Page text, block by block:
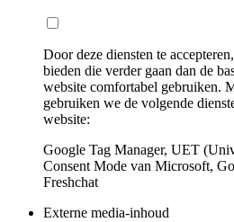
Door deze diensten te
bieden die verder gaan dan de
website comfortabel gebruiken.
gebruiken we de volgende
website:
Google Tag Manager, UET
Consent Mode van Microsoft,
Freshchat
Externe media-inhoud